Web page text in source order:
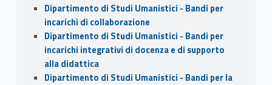
Dipartimento di Studi Umanistici - Bandi per
incarichi di collaborazione
Dipartimento di Studi Umanistici - Bandi per
incarichi integrativi di docenza e di supporto
alla didattica
Dipartimento di Studi Umanistici - Bandi per la